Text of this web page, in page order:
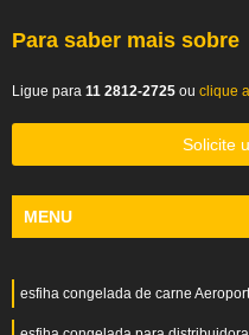
Para saber mais sobre
Ligue para 11 2812-2725 ou clique
Solicite
MENU
esfiha congelada de carne